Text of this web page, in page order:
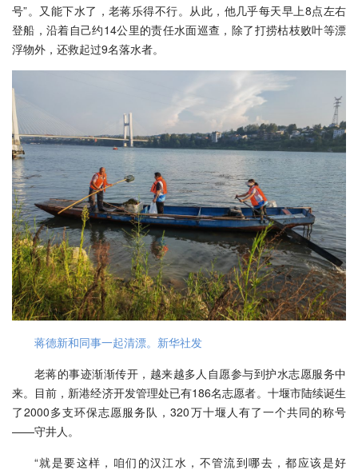
号”。又能下水了，老蒋乐得不行。从此，他几乎每天早上8点左右
登船，沿着自己约14公里的责任水面巡查，除了打捞枯枝败叶等漂
浮物外，还救起过9名落水者。
蒋德新和同事一起清漂。新华社发
老蒋的事迹渐渐传开，越来越多人自愿参与到护水志愿服务中
来。目前，新港经济开发管理处已有186名志愿者。十堰市陆续诞生
了2000多支环保志愿服务队，320万十堰人有了一个共同的称号
——守井人。
“就是要这样，咱们的汉江水，不管流到哪去，都应该是好